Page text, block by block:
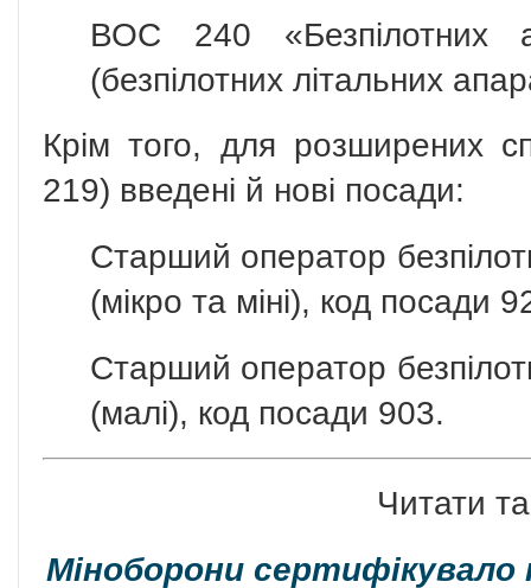
ВОС 240 «Безпілотних
(безпілотних літальних
Крім того, для розширених
219) введені й нові посади:
Старший оператор
(мікро та міні), код посади
Старший оператор
(малі), код посади 903.
Читати
Міноборони